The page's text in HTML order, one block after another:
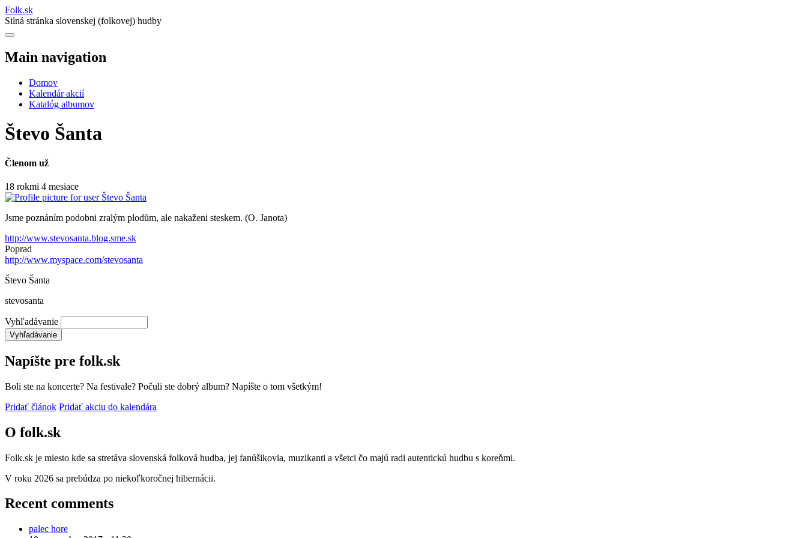
Folk.sk
Silná stránka slovenskej (folkovej) hudby
Main navigation
Domov
Kalendár akcií
Katalóg albumov
Števo Šanta
Členom už
18 rokmi 4 mesiace
Jsme poznáním podobni zralým plodům, ale nakaženi steskem. (O. Janota)
http://www.stevosanta.blog.sme.sk
Poprad
http://www.myspace.com/stevosanta
Števo Šanta
stevosanta
Vyhľadávanie
Napíšte pre folk.sk
Boli ste na koncerte? Na festivale? Počuli ste dobrý album? Napíšte o tom všetkým!
Pridať článok Pridať akciu do kalendára
O folk.sk
Folk.sk je miesto kde sa stretáva slovenská folková hudba, jej fanúšikovia, muzikanti a všetci čo majú radi autentickú hudbu s koreňmi.
V roku 2026 sa prebúdza po niekoľkoročnej hibernácii.
Recent comments
palec hore